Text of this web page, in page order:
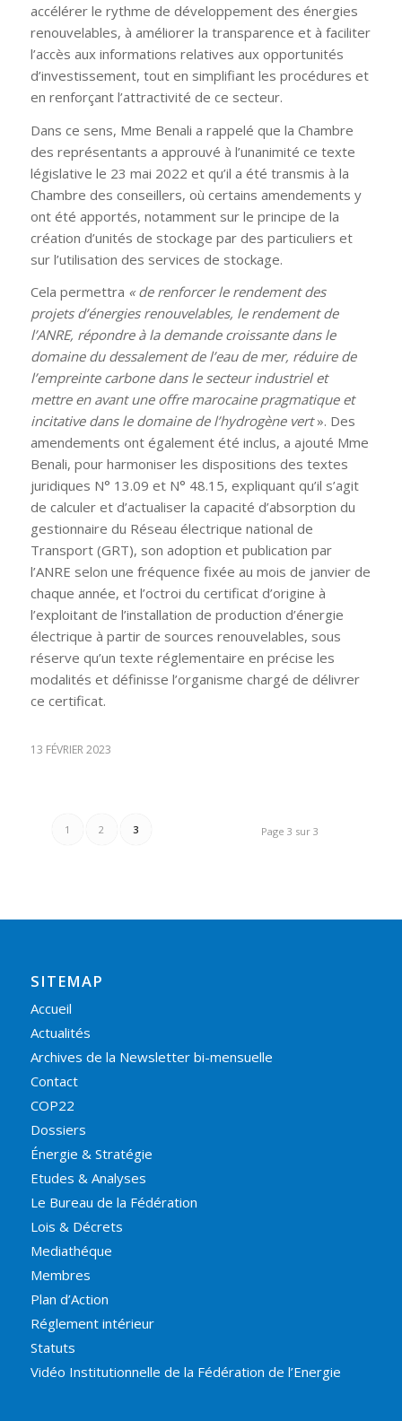
accélérer le rythme de développement des énergies
renouvelables, à améliorer la transparence et à faciliter
l’accès aux informations relatives aux opportunités
d’investissement, tout en simplifiant les procédures et
en renforçant l’attractivité de ce secteur.
Dans ce sens, Mme Benali a rappelé que la Chambre
des représentants a approuvé à l’unanimité ce texte
législative le 23 mai 2022 et qu’il a été transmis à la
Chambre des conseillers, où certains amendements y
ont été apportés, notamment sur le principe de la
création d’unités de stockage par des particuliers et
sur l’utilisation des services de stockage.
Cela permettra « de renforcer le rendement des
projets d’énergies renouvelables, le rendement de
l’ANRE, répondre à la demande croissante dans le
domaine du dessalement de l’eau de mer, réduire de
l’empreinte carbone dans le secteur industriel et
mettre en avant une offre marocaine pragmatique et
incitative dans le domaine de l’hydrogène vert». Des
amendements ont également été inclus, a ajouté Mme
Benali, pour harmoniser les dispositions des textes
juridiques N° 13.09 et N° 48.15, expliquant qu’il s’agit
de calculer et d’actualiser la capacité d’absorption du
gestionnaire du Réseau électrique national de
Transport (GRT), son adoption et publication par
l’ANRE selon une fréquence fixée au mois de janvier de
chaque année, et l’octroi du certificat d’origine à
l’exploitant de l’installation de production d’énergie
électrique à partir de sources renouvelables, sous
réserve qu’un texte réglementaire en précise les
modalités et définisse l’organisme chargé de délivrer
ce certificat.
13 FÉVRIER 2023
Page 3 sur 3
1 2 3
SITEMAP
Accueil
Actualités
Archives de la Newsletter bi-mensuelle
Contact
COP22
Dossiers
Énergie & Stratégie
Etudes & Analyses
Le Bureau de la Fédération
Lois & Décrets
Mediathéque
Membres
Plan d’Action
Réglement intérieur
Statuts
Vidéo Institutionnelle de la Fédération de l’Energie